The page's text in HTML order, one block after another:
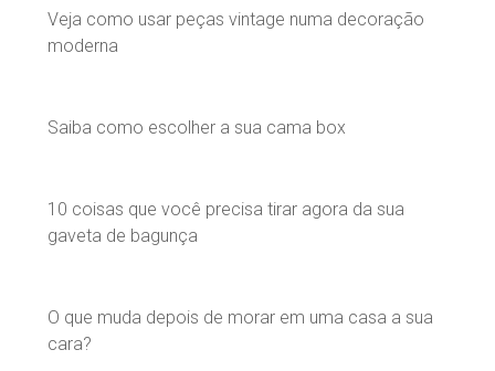
Veja como usar peças vintage numa decoração
moderna
Saiba como escolher a sua cama box
10 coisas que você precisa tirar agora da sua
gaveta de bagunça
O que muda depois de morar em uma casa a sua
cara?